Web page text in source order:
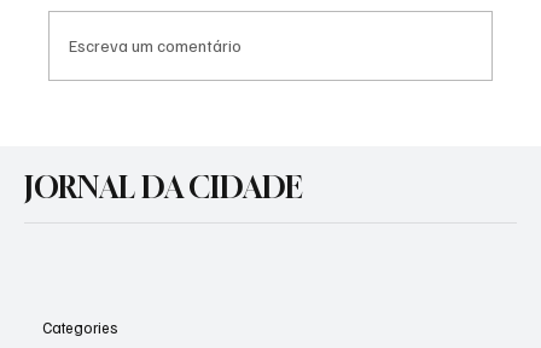
contra a mulher
Escreva um comentário
JORNAL DA CIDADE
Categories